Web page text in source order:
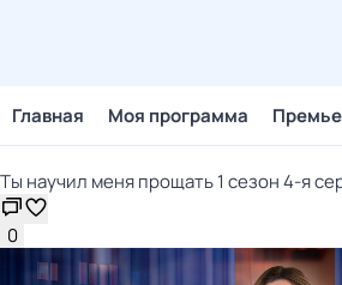
Главная Моя программа
Ты научил меня прощать 1 сезон 4-я
0